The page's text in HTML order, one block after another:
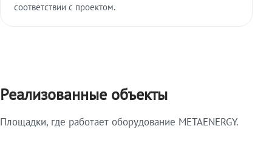
соответствии с проектом.
Реализованные объекты
Площадки, где работает оборудование METAENERGY.